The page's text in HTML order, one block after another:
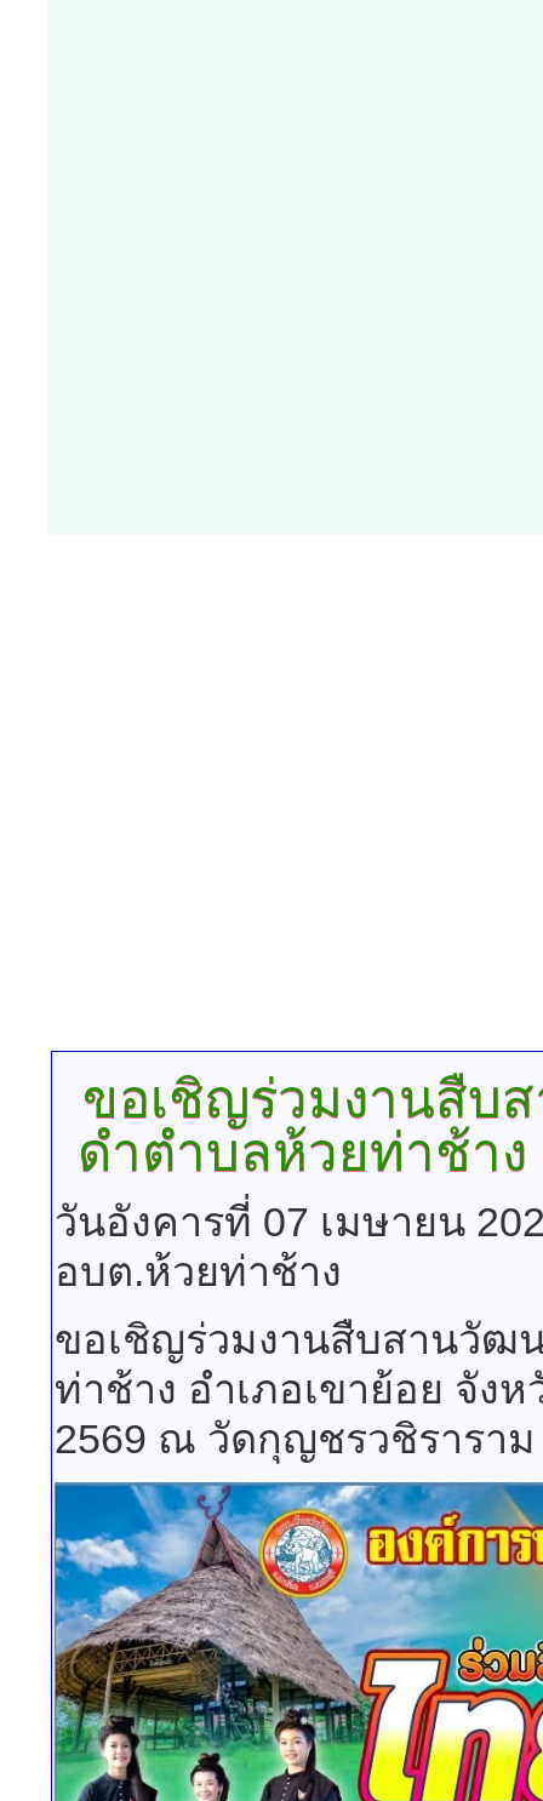
ขอเชิญร่วมงานสืบ
ดำตำบลห้วยท่าช้าง
วันอังคารที่ 07 เมษายน
อบต.ห้วยท่าช้าง
ขอเชิญร่วมงานสืบสานวัฒ
ท่าช้าง อำเภอเขาย้อย จัง
2569 ณ วัดกุญชรวชิราราม